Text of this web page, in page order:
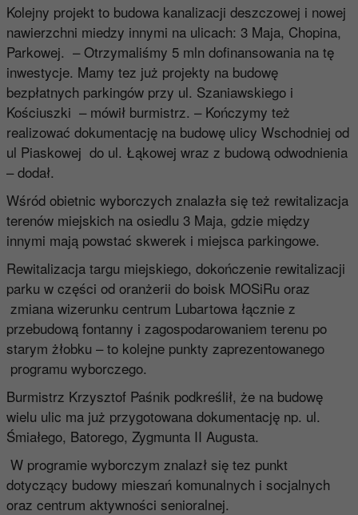
Kolejny projekt to budowa kanalizacji deszczowej i nowej
nawierzchni miedzy innymi na ulicach: 3 Maja, Chopina,
Parkowej. – Otrzymaliśmy 5 mln dofinansowania na tę
inwestycje. Mamy tez już projekty na budowę
bezpłatnych parkingów przy ul. Szaniawskiego i
Kościuszki – mówił burmistrz. – Kończymy też
realizować dokumentację na budowę ulicy Wschodniej od
ul Piaskowej do ul. Łąkowej wraz z budową odwodnienia
– dodał.
Wśród obietnic wyborczych znalazła się też rewitalizacja
terenów miejskich na osiedlu 3 Maja, gdzie między
innymi mają powstać skwerek i miejsca parkingowe.
Rewitalizacja targu miejskiego, dokończenie rewitalizacji
parku w części od oranżerii do boisk MOSiRu oraz
zmiana wizerunku centrum Lubartowa łącznie z
przebudową fontanny i zagospodarowaniem terenu po
starym żłobku – to kolejne punkty zaprezentowanego
programu wyborczego.
Burmistrz Krzysztof Paśnik podkreślił, że na budowę
wielu ulic ma już przygotowana dokumentację np. ul.
Śmiałego, Batorego, Zygmunta II Augusta.
W programie wyborczym znalazł się tez punkt
dotyczący budowy mieszań komunalnych i socjalnych
oraz centrum aktywności senioralnej.